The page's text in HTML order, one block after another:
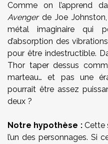
Comme on l’apprend
Avengerde Joe
métal imaginaire qui
d’absorption des
pour être indestructible.
Thor taper dessus
marteau… et pas une
pourrait être assez
deux ?
Notre hypothèse :Cette
l’un des personnages. Si